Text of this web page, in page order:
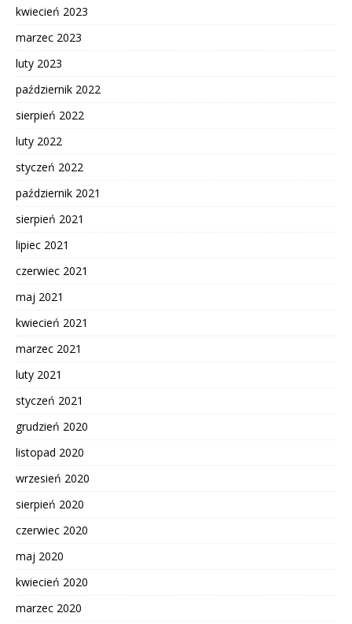
kwiecień 2023
marzec 2023
luty 2023
październik 2022
sierpień 2022
luty 2022
styczeń 2022
październik 2021
sierpień 2021
lipiec 2021
czerwiec 2021
maj 2021
kwiecień 2021
marzec 2021
luty 2021
styczeń 2021
grudzień 2020
listopad 2020
wrzesień 2020
sierpień 2020
czerwiec 2020
maj 2020
kwiecień 2020
marzec 2020